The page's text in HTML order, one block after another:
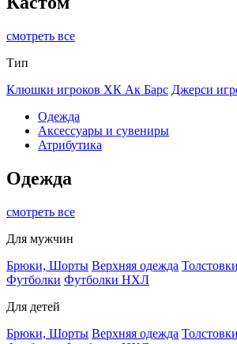
смотреть все
Тип
Клюшки игроков ХК Ак Барс Джерси
Одежда
Аксессуары и сувениры
Атрибутика
Одежда
смотреть все
Для мужчин
Брюки, Шорты Верхняя одежда
Футболки Футболки НХЛ
Для детей
Брюки, Шорты Верхняя одежда